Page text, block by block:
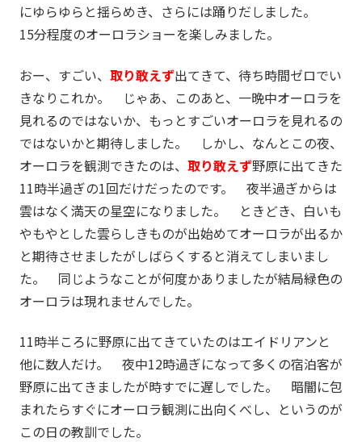
にゆらゆらと揺らめき、さらには踊りだしました。
15分程度のオーロラショーを楽しみました。
おー、すごい、 取り敢えず出てきて、待ち時間ゼロでい
きなりこれか。 じゃあ、このあと、一晩中オーロラを
見れるのではないか、もっとすごいオーロラを見れるの
ではないかと期待しました。 しかし、なんとこの夜、
オーロラを観測できたのは、 取り敢えず野原に出てきた
11時半過ぎの1回だけだったのです。 夜半過ぎからは
雲はなく満天の星空になりました。 ときどき、白いも
やもやとした雲らしきものが出始めてオーロラが出るか
と期待させましたがしばらくすると消えてしまいまし
た。 同じようなことが何度かありましたが結局緑色の
オーロラは現れませんでした。
11時半ころに野原に出てきていたのはエイドリアンと
他に数人だけ。 夜中12時過ぎになって多くの宿泊客が
野原に出てきましたが時すでに遅しでした。 暗闇に包
まれたらすぐにオーロラ観測に出向くべし、というのが
この日の教訓でした。